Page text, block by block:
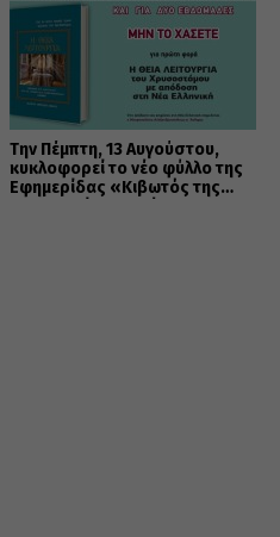
Την Πέμπτη, 13 Αυγούστου,
κυκλοφορεί το νέο φύλλο της
Εφημερίδας «Κιβωτός της